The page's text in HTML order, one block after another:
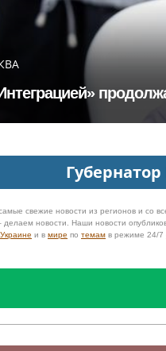
свежие новости из регионов и со
новости. Наши новости
Украине и в мире по темам в режиме 24/7